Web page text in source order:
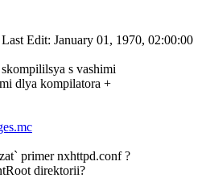
Last Edit: January 01, 1970, 02:00:00
s vashimi
dlya kompilatora +
primer nxhttpd.conf ?
direktorii?